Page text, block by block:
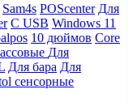
Sam4s POScenter Для
С USB Windows 11
10 дюймов Core
Для
Для бара Для
сенсорные